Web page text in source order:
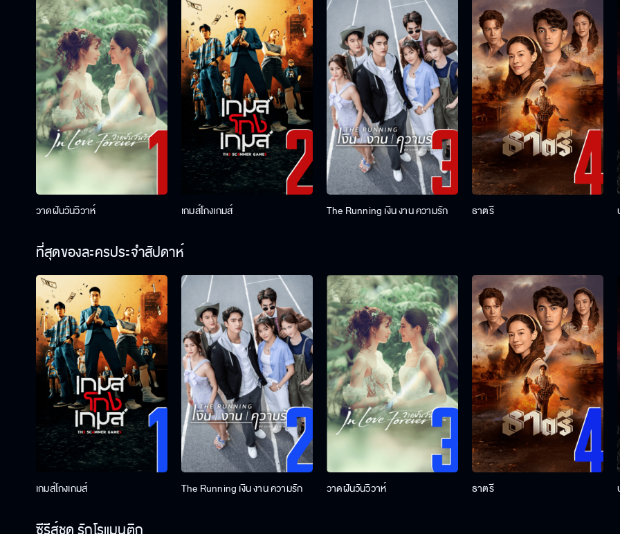
วาดฝันวันวิวาห์ เกมส์โกงเกมส์ The Running เงิน งาน ความรัก ธาตรี
ที่สุดของละครประจำสัปดาห์
เกมส์โกงเกมส์ The Running เงิน งาน ความรัก วาดฝันวันวิวาห์ ธาตรี